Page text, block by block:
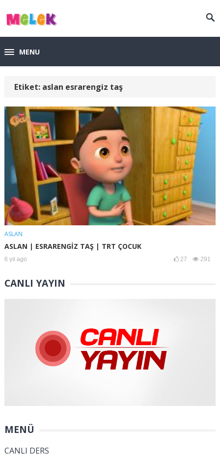
MENU
Etiket: aslan esrarengiz taş
ASLAN
ASLAN | ESRARENGİZ TAŞ | TRT ÇOCUK
6 yıl ago 27 291
CANLI YAYIN
MENÜ
CANLI DERS